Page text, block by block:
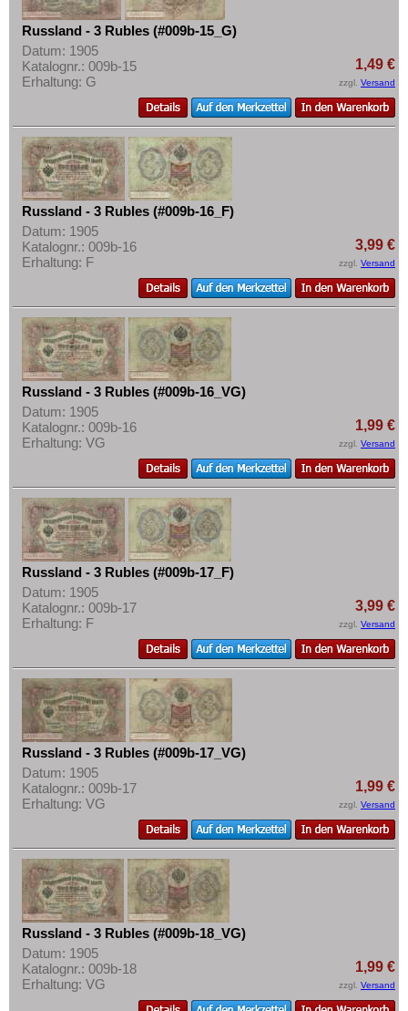
Russland - 3 Rubles (#009b-15_G)
Datum: 1905
Katalognr.: 009b-15
Erhaltung: G
1,49 €
zzgl. Versand
Russland - 3 Rubles (#009b-16_F)
Datum: 1905
Katalognr.: 009b-16
Erhaltung: F
3,99 €
zzgl. Versand
Russland - 3 Rubles (#009b-16_VG)
Datum: 1905
Katalognr.: 009b-16
Erhaltung: VG
1,99 €
zzgl. Versand
Russland - 3 Rubles (#009b-17_F)
Datum: 1905
Katalognr.: 009b-17
Erhaltung: F
3,99 €
zzgl. Versand
Russland - 3 Rubles (#009b-17_VG)
Datum: 1905
Katalognr.: 009b-17
Erhaltung: VG
1,99 €
zzgl. Versand
Russland - 3 Rubles (#009b-18_VG)
Datum: 1905
Katalognr.: 009b-18
Erhaltung: VG
1,99 €
zzgl. Versand